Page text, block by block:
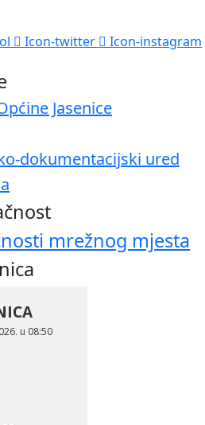
Icon-twitter Icon-instagram
Jasenice
dokumentacijski ured
mrežnog mjesta